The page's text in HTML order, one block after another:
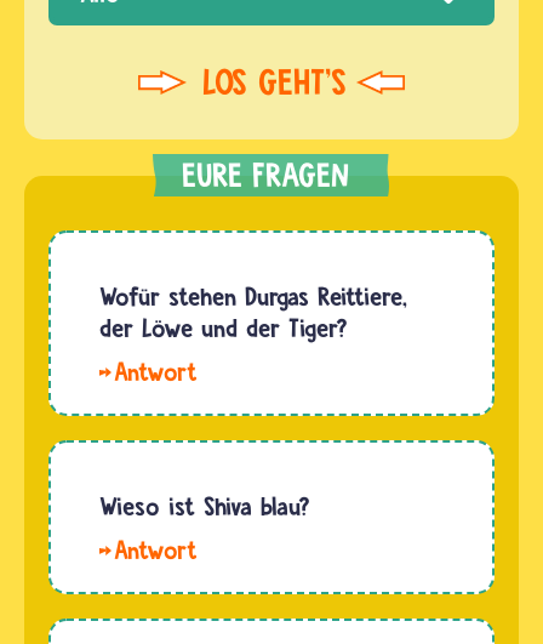
Wofür stehen Durgas Reittiere,
der Löwe und der Tiger?
Aisha,
Reittiere
Zeichen
für ihre
große
Wieso ist Shiva blau?
oder